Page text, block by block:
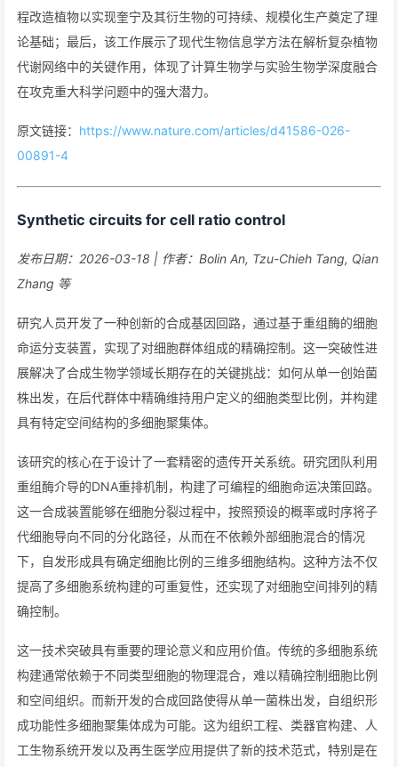
程改造植物以实现奎宁及其衍生物的可持续、规模化生产奠定了理
论基础；最后，该工作展示了现代生物信息学方法在解析复杂植物
代谢网络中的关键作用，体现了计算生物学与实验生物学深度融合
在攻克重大科学问题中的强大潜力。
原文链接： https://www.nature.com/articles/d41586-026-
00891-4
Synthetic circuits for cell ratio control
发布日期：2026-03-18 | 作者：Bolin An, Tzu-Chieh Tang, Qian
Zhang 等
研究人员开发了一种创新的合成基因回路，通过基于重组酶的细胞
命运分支装置，实现了对细胞群体组成的精确控制。这一突破性进
展解决了合成生物学领域长期存在的关键挑战：如何从单一创始菌
株出发，在后代群体中精确维持用户定义的细胞类型比例，并构建
具有特定空间结构的多细胞聚集体。
该研究的核心在于设计了一套精密的遗传开关系统。研究团队利用
重组酶介导的DNA重排机制，构建了可编程的细胞命运决策回路。
这一合成装置能够在细胞分裂过程中，按照预设的概率或时序将子
代细胞导向不同的分化路径，从而在不依赖外部细胞混合的情况
下，自发形成具有确定细胞比例的三维多细胞结构。这种方法不仅
提高了多细胞系统构建的可重复性，还实现了对细胞空间排列的精
确控制。
这一技术突破具有重要的理论意义和应用价值。传统的多细胞系统
构建通常依赖于不同类型细胞的物理混合，难以精确控制细胞比例
和空间组织。而新开发的合成回路使得从单一菌株出发，自组织形
成功能性多细胞聚集体成为可能。这为组织工程、类器官构建、人
工生物系统开发以及再生医学应用提供了新的技术范式，特别是在